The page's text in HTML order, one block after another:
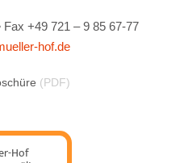
Fax +49 721 – 9 85 67-77
hof.de
(PDF)
Hof